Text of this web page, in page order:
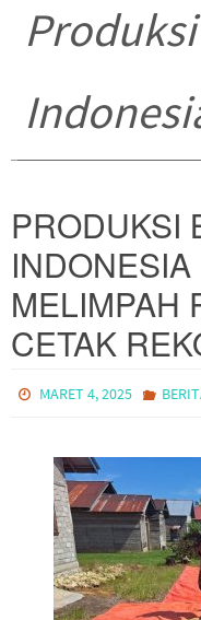
PRODUKSI
MELIMPAH
CETAK
MARET 4, 2025